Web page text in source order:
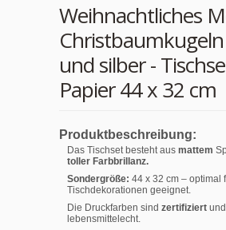
Weihnachtliches
und silber -
Papier 44 x 32 cm
Produktbeschreibung:
Das Tischset besteht aus mattem
toller Farbbrillanz.
Sondergröße: 44 x 32 cm – optimal
Tischdekorationen geeignet.
Die Druckfarben sind zertifiziert und
lebensmittelecht.